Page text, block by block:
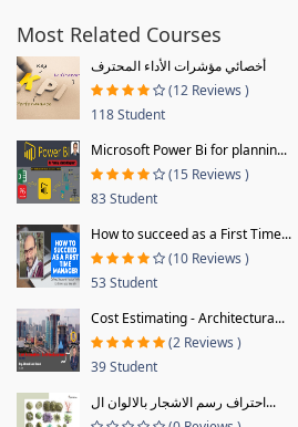
Most Related Courses
أخصائي مؤشرات الأداء المحترف
(12 Reviews )
118 Student
Microsoft Power Bi for plannin...
(15 Reviews )
83 Student
How to succeed as a First Time...
(10 Reviews )
53 Student
Cost Estimating - Architectura...
(2 Reviews )
39 Student
احتراف رسم الاشجار بالالوان ال...